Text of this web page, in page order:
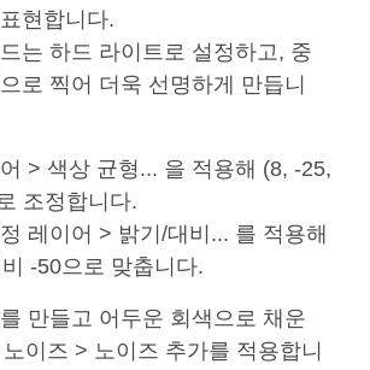
현합니다.
는 하드 라이트로 설정하고, 중
로 찍어 더욱 선명하게 만듭니
> 색상 균형... 을 적용해 (8, -25,
조정합니다.
레이어 > 밝기/대비... 를 적용해
-50으로 맞춥니다.
만들고 어두운 회색으로 채운
이즈 > 노이즈 추가를 적용합니